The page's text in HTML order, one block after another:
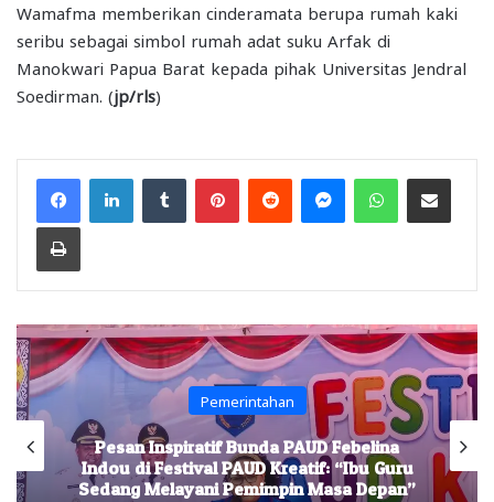
Wamafma memberikan cinderamata berupa rumah kaki
seribu sebagai simbol rumah adat suku Arfak di
Manokwari Papua Barat kepada pihak Universitas Jendral
Soedirman. (jp/rls)
FacebookLinkedInTumblr PinterestReddit MessengerWhatsAppShare via Email
Print
Pemerintahan
Pesan Inspiratif Bunda PAUD Febelina
Indou di Festival PAUD Kreatif: “Ibu Guru
Sedang Melayani Pemimpin Masa Depan”